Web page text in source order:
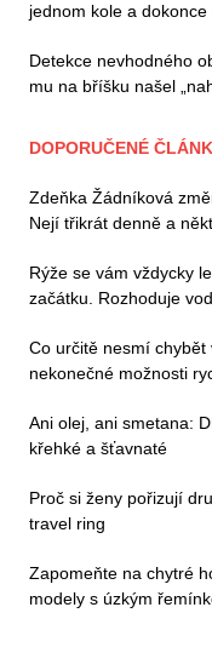
jednom kole a
Detekce nevhodného
mu na bříšku našel
DOPORUČENÉ
Zdeňka Žádníková
Nejí třikrát denně a
Rýže se vám vždycky
začátku. Rozhoduje
Co určitě nesmí
nekonečné možnosti
Ani olej, ani smetana:
křehké a šťavnaté
Proč si ženy pořizují
travel ring
Zapomeňte na chytré
modely s úzkým